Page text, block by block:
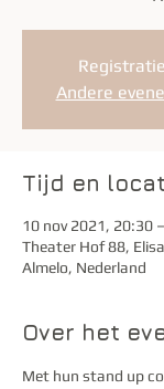
Andere
Tijd en
10 nov 2021, 20:30
Theater Hof 88,
Almelo, Nederland
Over het
Met hun stand up